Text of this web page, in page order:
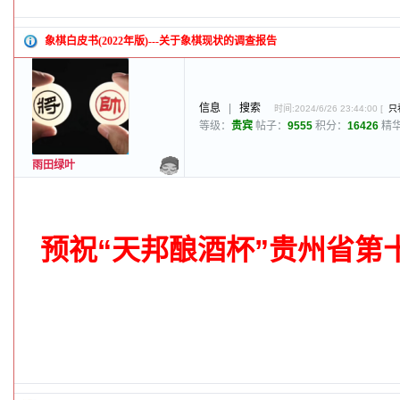
象棋白皮书(2022年版)---关于象棋现状的调查报告
雨田绿叶
信息 搜索 时间:2024/6/26 23:44:00 [ 只
等级： 贵宾 帖子： 9555 积分： 16426 精
预祝“天邦酿酒杯”贵州省第